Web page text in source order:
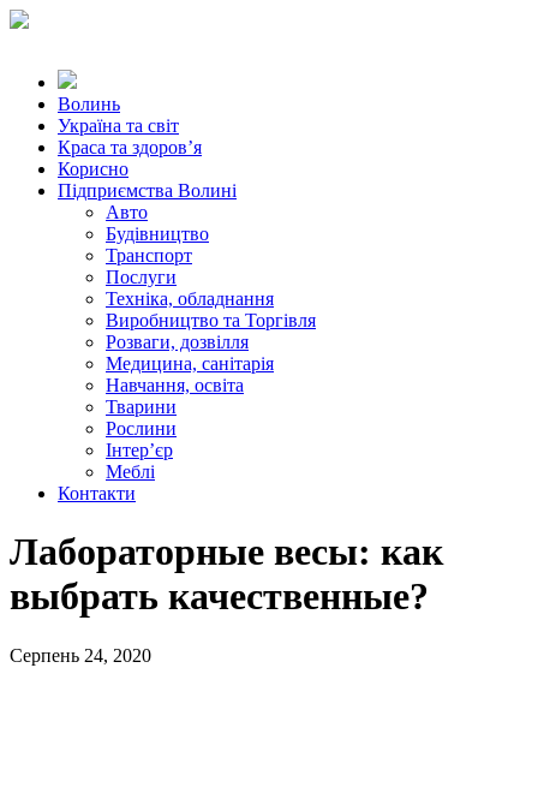
Волинь
Україна та світ
Краса та здоров’я
Корисно
Підприємства Волині
Авто
Будівництво
Транспорт
Послуги
Техніка, обладнання
Виробництво та Торгівля
Розваги, дозвілля
Медицина, санітарія
Навчання, освіта
Тварини
Рослини
Інтер’єр
Меблі
Контакти
Лабораторные весы: как
выбрать качественные?
Серпень 24, 2020